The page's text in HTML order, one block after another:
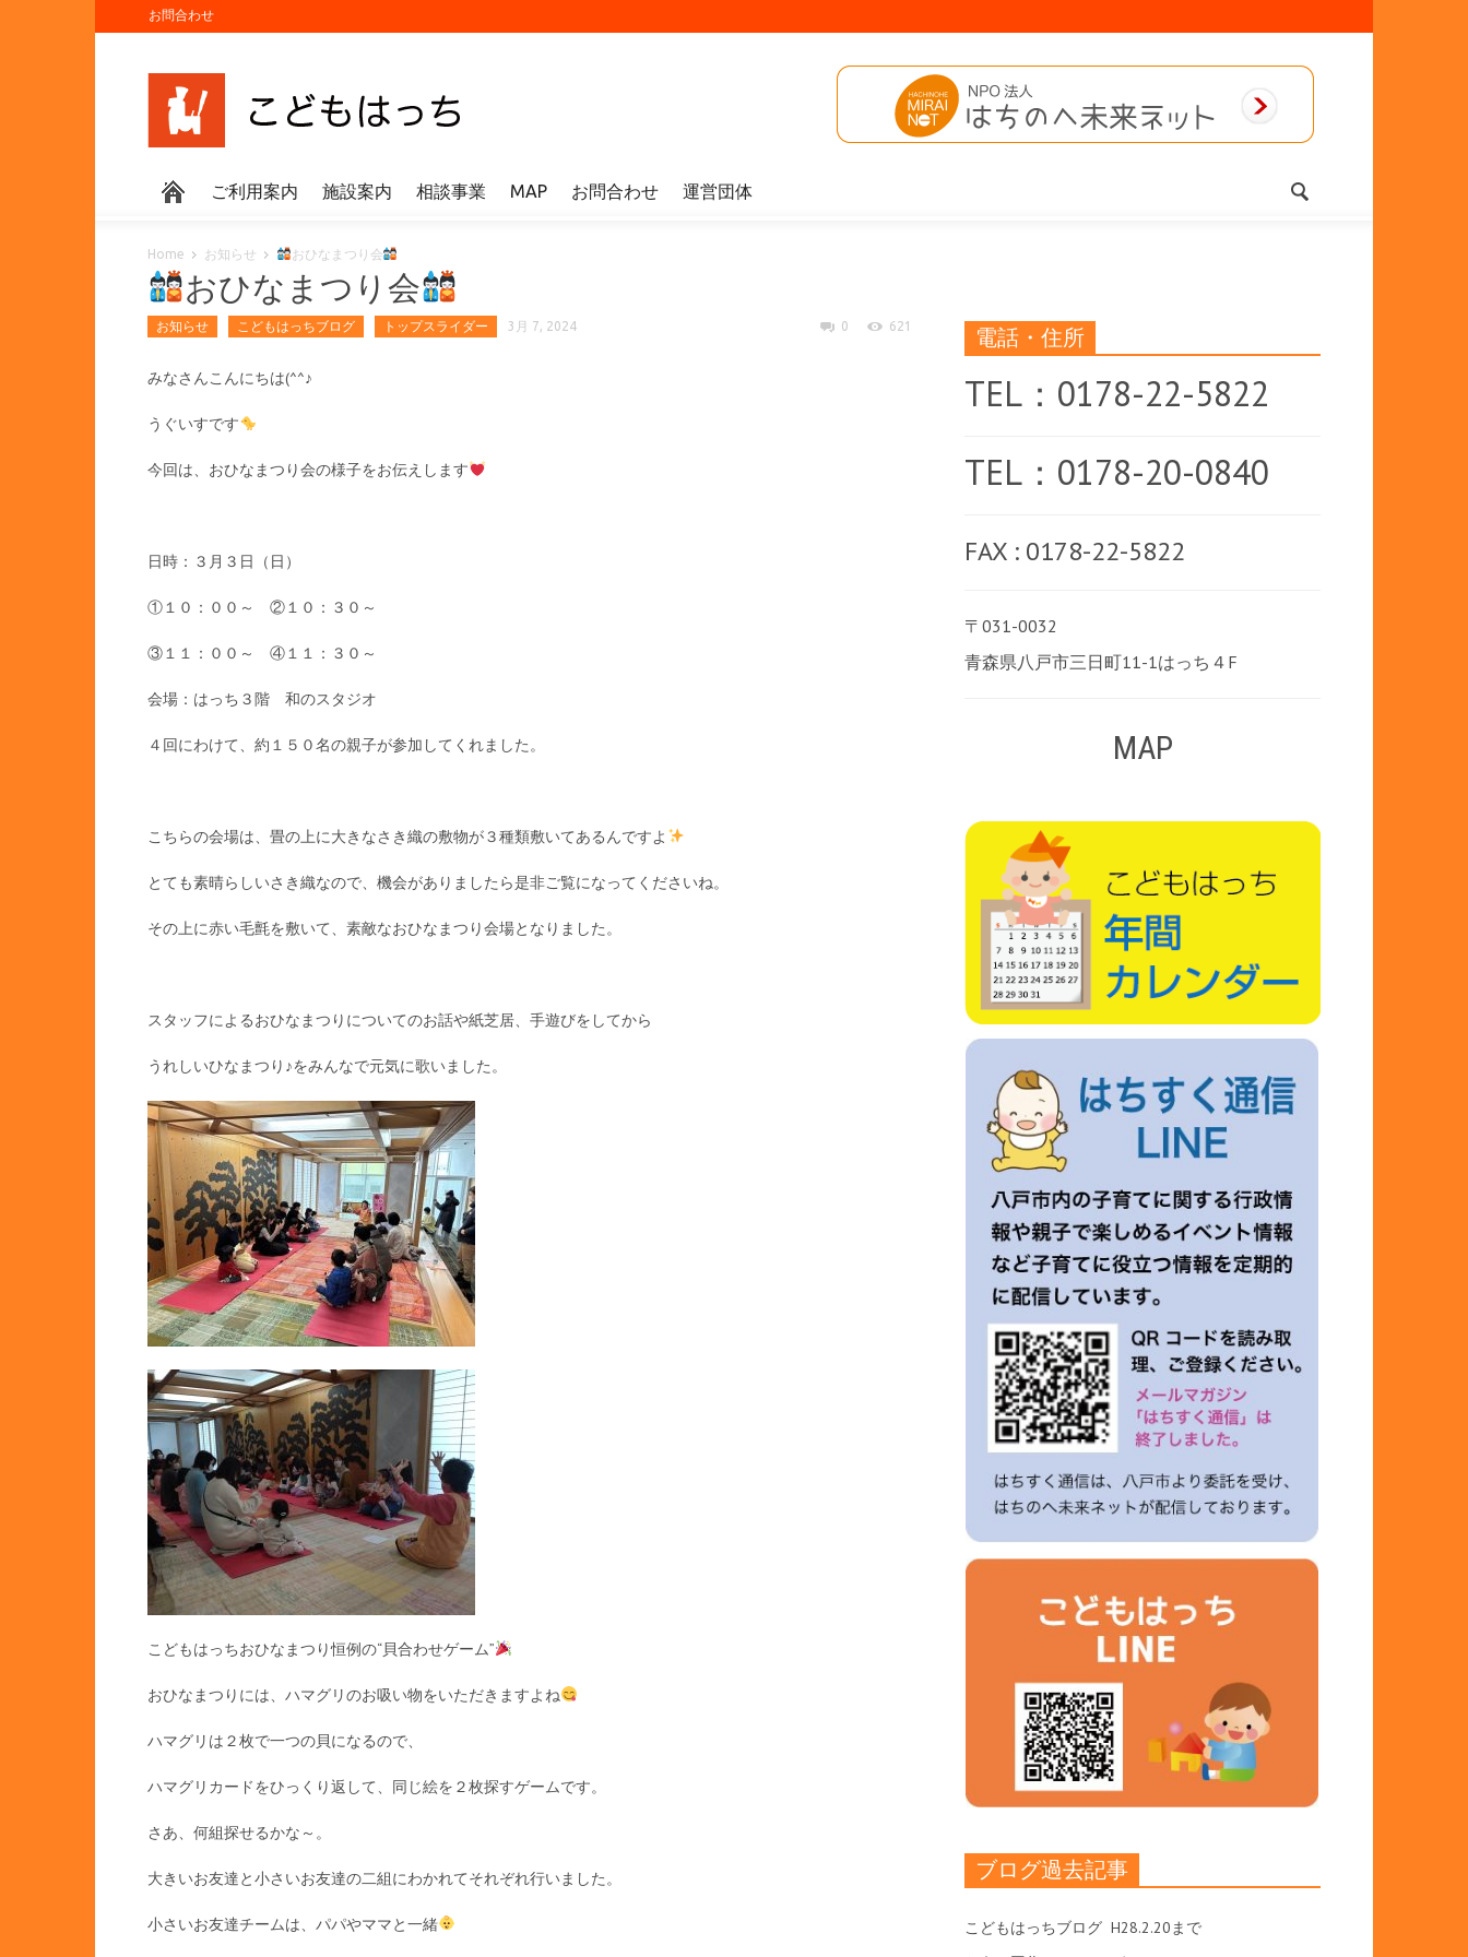
お問合わせ
ご利用案内 施設案内 相談事業 MAP お問合わせ 運営団体
Home お知らせ おひなまつり会
おひなまつり会
お知らせ こどもはっちブログ トップスライダー 3月 7, 2024 0 621
みなさんこんにちは(^^♪
うぐいすです
今回は、おひなまつり会の様子をお伝えします
日時：３月３日（日）
①１０：００～ ②１０：３０～
③１１：００～ ④１１：３０～
会場：はっち３階 和のスタジオ
４回にわけて、約１５０名の親子が参加してくれました。
こちらの会場は、畳の上に大きなさき織の敷物が３種類敷いてあるんですよ
とても素晴らしいさき織なので、機会がありましたら是非ご覧になってくださいね。
その上に赤い毛氈を敷いて、素敵なおひなまつり会場となりました。
スタッフによるおひなまつりについてのお話や紙芝居、手遊びをしてから
うれしいひなまつり♪をみんなで元気に歌いました。
こどもはっちおひなまつり恒例の“貝合わせゲーム”
おひなまつりには、ハマグリのお吸い物をいただきますよね
ハマグリは２枚で一つの貝になるので、
ハマグリカードをひっくり返して、同じ絵を２枚探すゲームです。
さあ、何組探せるかな～。
大きいお友達と小さいお友達の二組にわかれてそれぞれ行いました。
小さいお友達チームは、パパやママと一緒
電話・住所
TEL：0178-22-5822
TEL：0178-20-0840
FAX : 0178-22-5822
〒031-0032
青森県八戸市三日町11-1はっち４F
MAP
ブログ過去記事
こどもはっちブログ H28.2.20まで